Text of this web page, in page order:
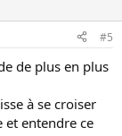
#5
de plus en plus
à se croiser
et entendre ce